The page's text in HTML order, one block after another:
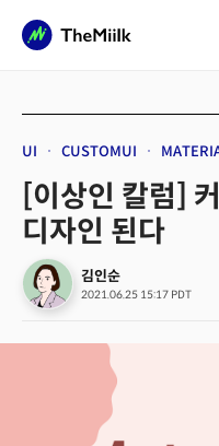
UI CUSTOMUI
[이상인 칼럼]
디자인 된다
김인순
2021.06.25 15:17 PDT